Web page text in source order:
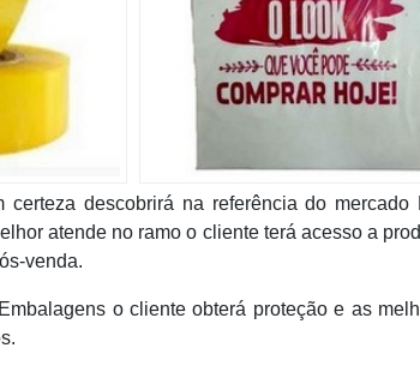
certeza descobrirá na referência do mercado
atende no ramo o cliente terá acesso a
venda.
o cliente obterá proteção e as